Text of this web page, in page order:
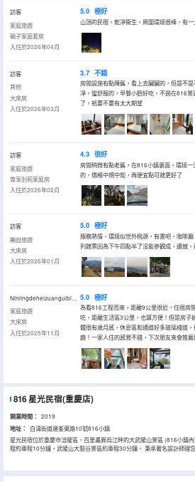
訪客
家庭旅遊
親子家庭套房
入住於2026年04月
5.0 極好
山頂的民宿，乾淨衞生。周圍環境很棒，有
訪客
其他
大床房
入住於2026年03月
3.7 不錯
房間設施有點陳舊，看上去臟臟的，但是不
凈，蠻舒服的，早餐小麪好吃，不過在816
了，衹要不要有太大期望
訪客
家庭旅遊
尊享別苑家庭房
入住於2026年02月
4.3 很好
房間稍微有點老舊，在816小鎮裏面，環境
的，價格中規中矩，再便宜點可就更好了
訪客
獨自旅遊
大床房
入住於2026年01月
5.0 極好
服務熱情，環境似世外桃源，有書吧，咖啡
列館票因為下午四點半了沒能參觀成，遺憾
Nimingdeheizuanguibinyonghu
家庭旅遊
大床房
入住於2025年11月
5.0 極好
為看816工程而來，距離9公里很近，住宿房
吃，距離生活區3公里，也算方便！但是房子
體很有歲月感，休息區和通道好多玻璃棧道
趣！一家人住的感覺不錯，下次朋友來會推薦
816 星光民宿(重慶店)
開業時間： 2019
地址：
白濤街道建峯東路10號816小鎮
星光民宿位於重慶市涪陵區，百里畫廊烏江畔的大武陵山景區 (816小鎮
程約車程10分鐘，武陵山大裂谷景區約車程30分鐘。 秉承著名設計師理
廠辦公樓舊址為基礎，輕介入，微改造，讓建築融入於自然，是晝觀遠山
見百花開，夏見霞空萬里，秋見雲海變幻，冬見晨霧瀰漫的野奢山居民